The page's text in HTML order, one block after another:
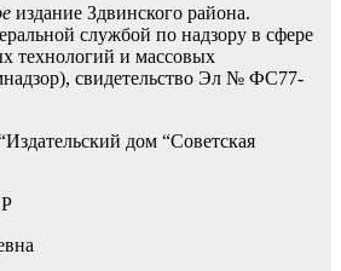
издание Здвинского района.
службой по надзору в сфере
технологий и массовых
свидетельство Эл № ФС77-
дом “Советская